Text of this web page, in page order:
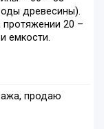
древесины).
20 –
емкости.
продаю